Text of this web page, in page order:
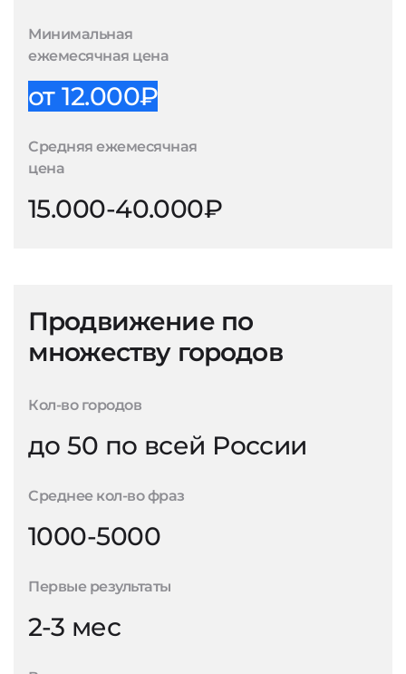
Минимальная
ежемесячная цена
от 12.000₽
Средняя ежемесячная
цена
15.000-40.000₽
Продвижение по
множеству городов
Кол-во городов
до 50 по всей России
Среднее кол-во фраз
1000-5000
Первые результаты
2-3 мес